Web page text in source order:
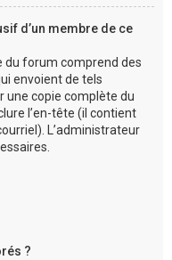
d’un membre de ce
du forum comprend des
envoient de tels
une copie complète du
l’en-tête (il contient
L’administrateur
?